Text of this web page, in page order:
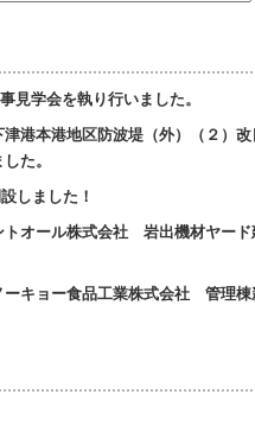
見学会を執り行いました。
港本港地区防波堤（外）（２）改
た。
しました！
トオール株式会社 岩出機材ヤード
ーキョー食品工業株式会社 管理棟